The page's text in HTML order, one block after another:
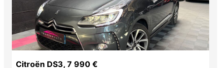
Citroën DS3, 7 990 €